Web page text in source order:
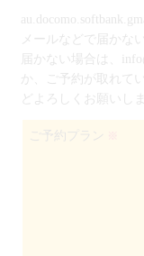
メールなどで届かな
届かない場合は、
か、ご予約が取れて
どよろしくお願いし
ご予約プラン